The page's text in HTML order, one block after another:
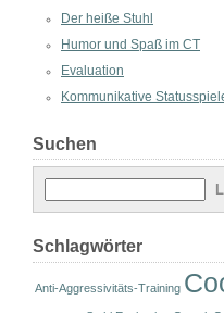
Der heiße Stuhl
Humor und Spaß im CT
Evaluation
Kommunikative
Suchen
Schlagwörter
Anti-Aggressivitäts-Training